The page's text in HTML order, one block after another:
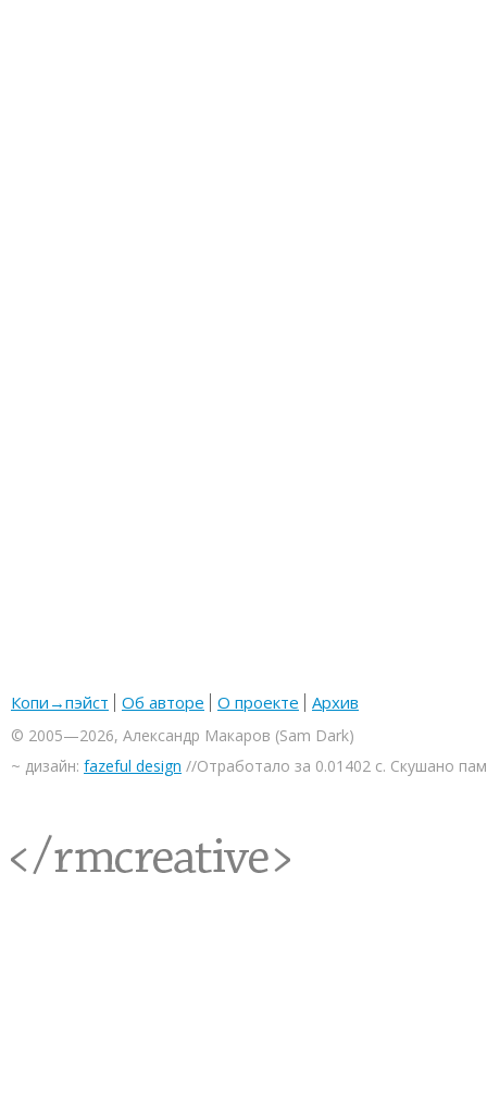
Копи→пэйст Об авторе О проекте Архив
© 2005—2026, Александр Макаров (Sam Dark)
~ дизайн: fazeful design //Отработало за 0.01402 с. Скушано
<rmcreative/>